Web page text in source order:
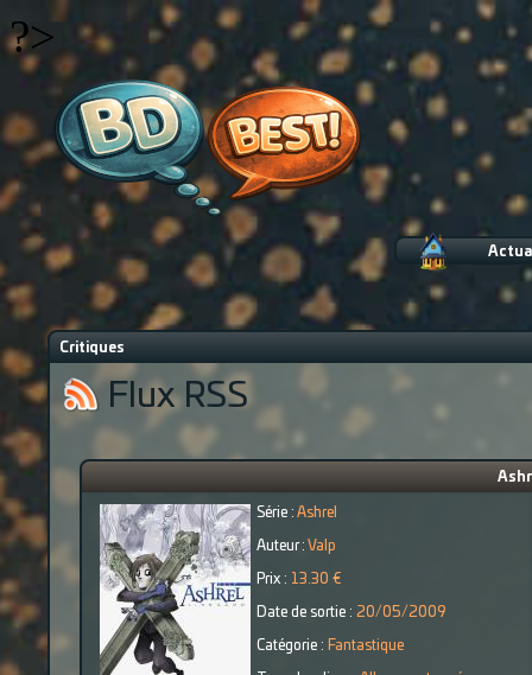
?>
Critiques
Flux RSS
Série : Ashrel
Auteur : Valp
Prix : 13.30 €
Date de sortie : 20/05/2009
Catégorie : Fantastique